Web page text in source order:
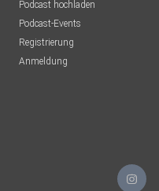
Podcast hochladen
Podcast-Events
Registrierung
Anmeldung